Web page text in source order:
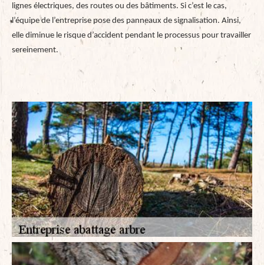
lignes électriques, des routes ou des bâtiments. Si c’est le cas,
l’équipe de l’entreprise pose des panneaux de signalisation. Ainsi,
elle diminue le risque d’accident pendant le processus pour travailler
sereinement.